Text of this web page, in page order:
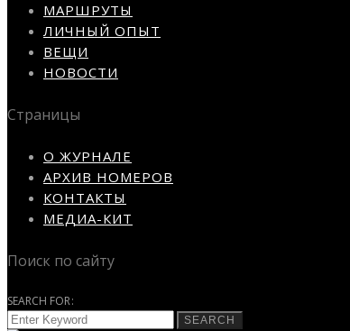
МАРШРУТЫ
ЛИЧНЫЙ ОПЫТ
ВЕЩИ
НОВОСТИ
Страницы
О ЖУРНАЛЕ
АРХИВ НОМЕРОВ
КОНТАКТЫ
МЕДИА-КИТ
Поиск по сайту
SEARCH FOR:
SEARCH